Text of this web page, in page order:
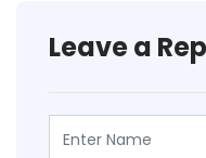
Leave a